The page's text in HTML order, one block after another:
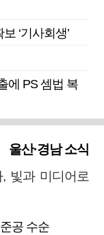
‘기사회생’
에 PS 셈법 복
울산·경남 소식
빛과 미디어로
공 수순